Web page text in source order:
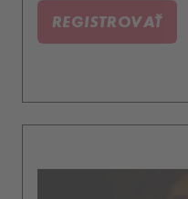
REGISTROVAŤ